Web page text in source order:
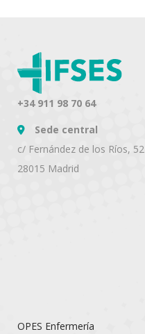
+34 911 98 70 64
Sede central
c/ Fernández de los Ríos, 52
28015 Madrid
OPES Enfermería